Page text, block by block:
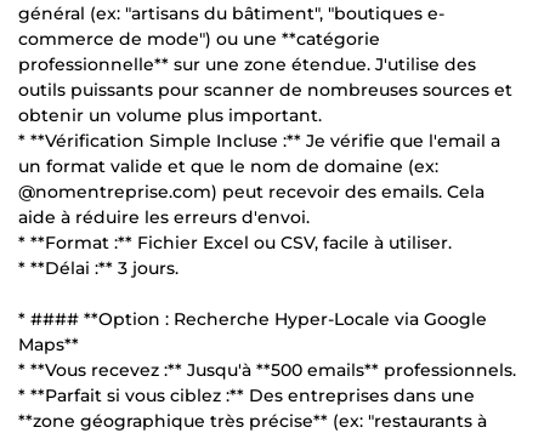
général (ex: "artisans du bâtiment", "boutiques e-
commerce de mode") ou une **catégorie
professionnelle** sur une zone étendue. J'utilise des
outils puissants pour scanner de nombreuses sources et
obtenir un volume plus important.
* **Vérification Simple Incluse :** Je vérifie que l'email a
un format valide et que le nom de domaine (ex:
@nomentreprise.com) peut recevoir des emails. Cela
aide à réduire les erreurs d'envoi.
* **Format :** Fichier Excel ou CSV, facile à utiliser.
* **Délai :** 3 jours.
* #### **Option : Recherche Hyper-Locale via Google
Maps**
* **Vous recevez :** Jusqu'à **500 emails** professionnels.
* **Parfait si vous ciblez :** Des entreprises dans une
**zone géographique très précise** (ex: "restaurants à